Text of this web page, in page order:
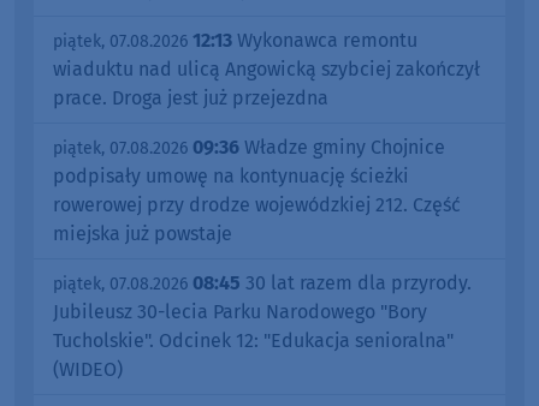
piątek, 07.08.2026 12:13 Wykonawca remontu
wiaduktu nad ulicą Angowicką szybciej zakończył
prace. Droga jest już przejezdna
piątek, 07.08.2026 09:36 Władze gminy Chojnice
podpisały umowę na kontynuację ścieżki
rowerowej przy drodze wojewódzkiej 212. Część
miejska już powstaje
piątek, 07.08.2026 08:45 30 lat razem dla przyrody.
Jubileusz 30-lecia Parku Narodowego "Bory
Tucholskie". Odcinek 12: "Edukacja senioralna"
(WIDEO)